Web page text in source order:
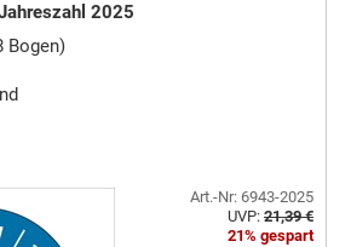
2025
Bogen)
Art.-Nr: 6943-2025
UVP: 21,39 €
21% gespart